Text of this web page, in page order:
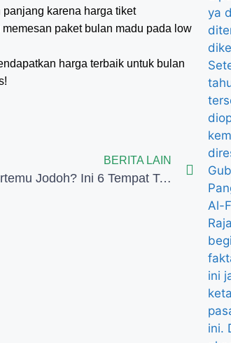
karena harga tiket
paket bulan madu pada low
harga terbaik untuk bulan
BERITA LAIN
Ingin Bertemu Jodoh? Ini 6 Tempat Terbaik Berdoa Saat Haji atau Umroh